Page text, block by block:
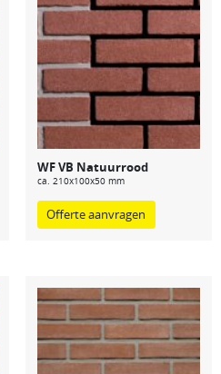
WF VB Natuurrood
ca. 210x100x50 mm
Offerte aanvragen